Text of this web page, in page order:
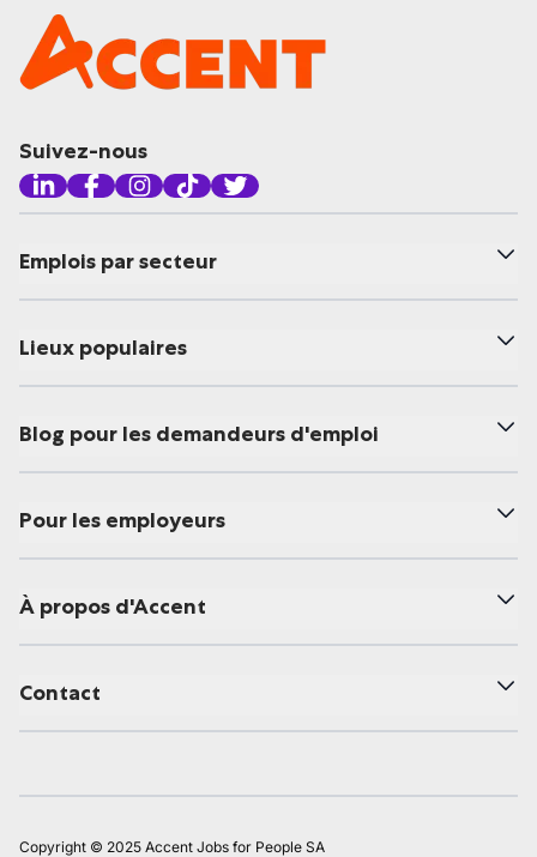
Suivez-nous
Emplois par secteur
Lieux populaires
Blog pour les demandeurs d'emploi
Pour les employeurs
À propos d'Accent
Contact
Copyright © 2025 Accent Jobs for People SA